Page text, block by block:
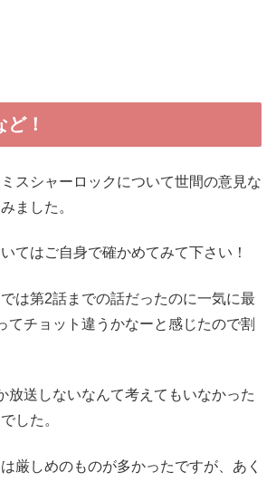
！
スシャーロックについて世間の意見な
ました。
てはご自身で確かめてみて下さい！
は第2話までの話だったのに一気に最
てチョット違うかなーと感じたので割
放送しないなんて考えてもいなかった
した。
厳しめのものが多かったですが、あく